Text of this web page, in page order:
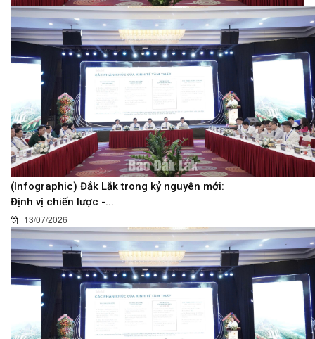
(Infographic) Đắk Lắk trong kỷ nguyên mới:
Định vị chiến lược -...
13/07/2026